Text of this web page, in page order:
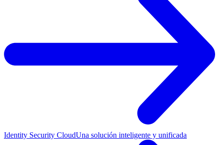
Identity Security CloudUna solución inteligente y unificada